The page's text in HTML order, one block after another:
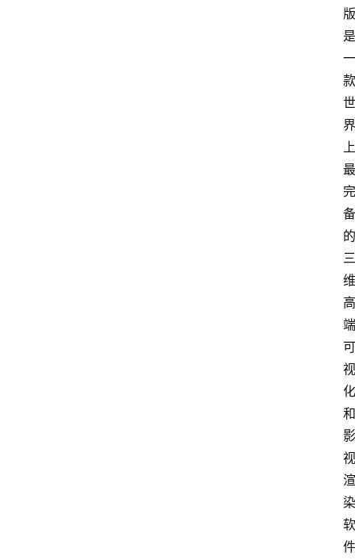
版
是
一
款
世
界
上
最
完
备
的
三
维
高
端
可
视
化
和
影
视
渲
染
软
件